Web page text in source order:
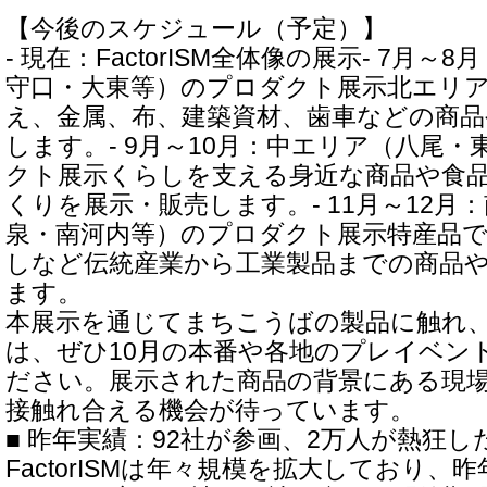
【今後のスケジュール（予定）】
- 現在：FactorISM全体像の展示- 7月～8
守口・大東等）のプロダクト展示北エリ
え、金属、布、建築資材、歯車などの商
します。- 9月～10月：中エリア（八尾・
クト展示くらしを支える身近な商品や食
くりを展示・販売します。- 11月～12月
泉・南河内等）のプロダクト展示特産品
しなど伝統産業から工業製品までの商品
ます。
本展示を通じてまちこうばの製品に触れ
は、ぜひ10月の本番や各地のプレイベン
ださい。展示された商品の背景にある現
接触れ合える機会が待っています。
■ 昨年実績：92社が参画、2万人が熱狂し
FactorISMは年々規模を拡大しており、